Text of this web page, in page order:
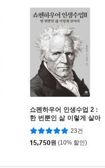
쇼펜하우어 인생수업 2 :
한 번뿐인 삶 이렇게 살아
라
23건
15,750원 (10% 할인)